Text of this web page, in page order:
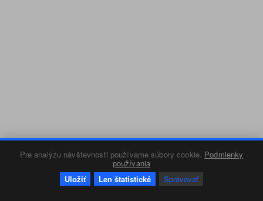
Pre analýzu návštevnosti používame súbory cookie. Podmienky
používania
Uložiť
Len štatistické Spravovať